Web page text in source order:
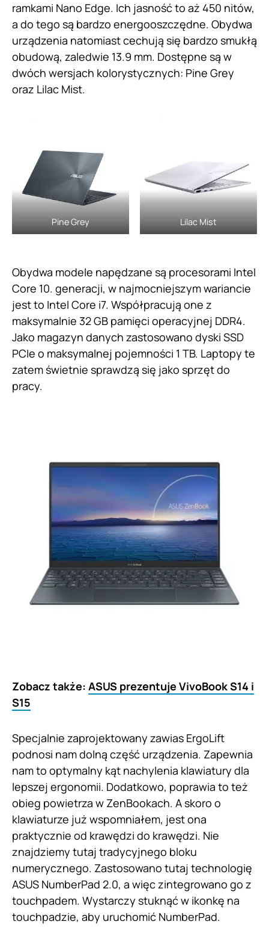
ramkami Nano Edge. Ich jasność to aż 450 nitów,
a do tego są bardzo energooszczędne. Obydwa
urządzenia natomiast cechują się bardzo smukłą
obudową, zaledwie 13.9 mm. Dostępne są w
dwóch wersjach kolorystycznych: Pine Grey
oraz Lilac Mist.
Pine Grey Lilac Mist
Obydwa modele napędzane są procesorami Intel
Core 10. generacji, w najmocniejszym wariancie
jest to Intel Core i7. Współpracują one z
maksymalnie 32 GB pamięci operacyjnej DDR4.
Jako magazyn danych zastosowano dyski SSD
PCIe o maksymalnej pojemności 1 TB. Laptopy te
zatem świetnie sprawdzą się jako sprzęt do
pracy.
Zobacz także: ASUS prezentuje VivoBook S14 i
S15
Specjalnie zaprojektowany zawias ErgoLift
podnosi nam dolną część urządzenia. Zapewnia
nam to optymalny kąt nachylenia klawiatury dla
lepszej ergonomii. Dodatkowo, poprawia to też
obieg powietrza w ZenBookach. A skoro o
klawiaturze już wspomniałem, jest ona
praktycznie od krawędzi do krawędzi. Nie
znajdziemy tutaj tradycyjnego bloku
numerycznego. Zastosowano tutaj technologię
ASUS NumberPad 2.0, a więc zintegrowano go z
touchpadem. Wystarczy stuknąć w ikonkę na
touchpadzie, aby uruchomić NumberPad.